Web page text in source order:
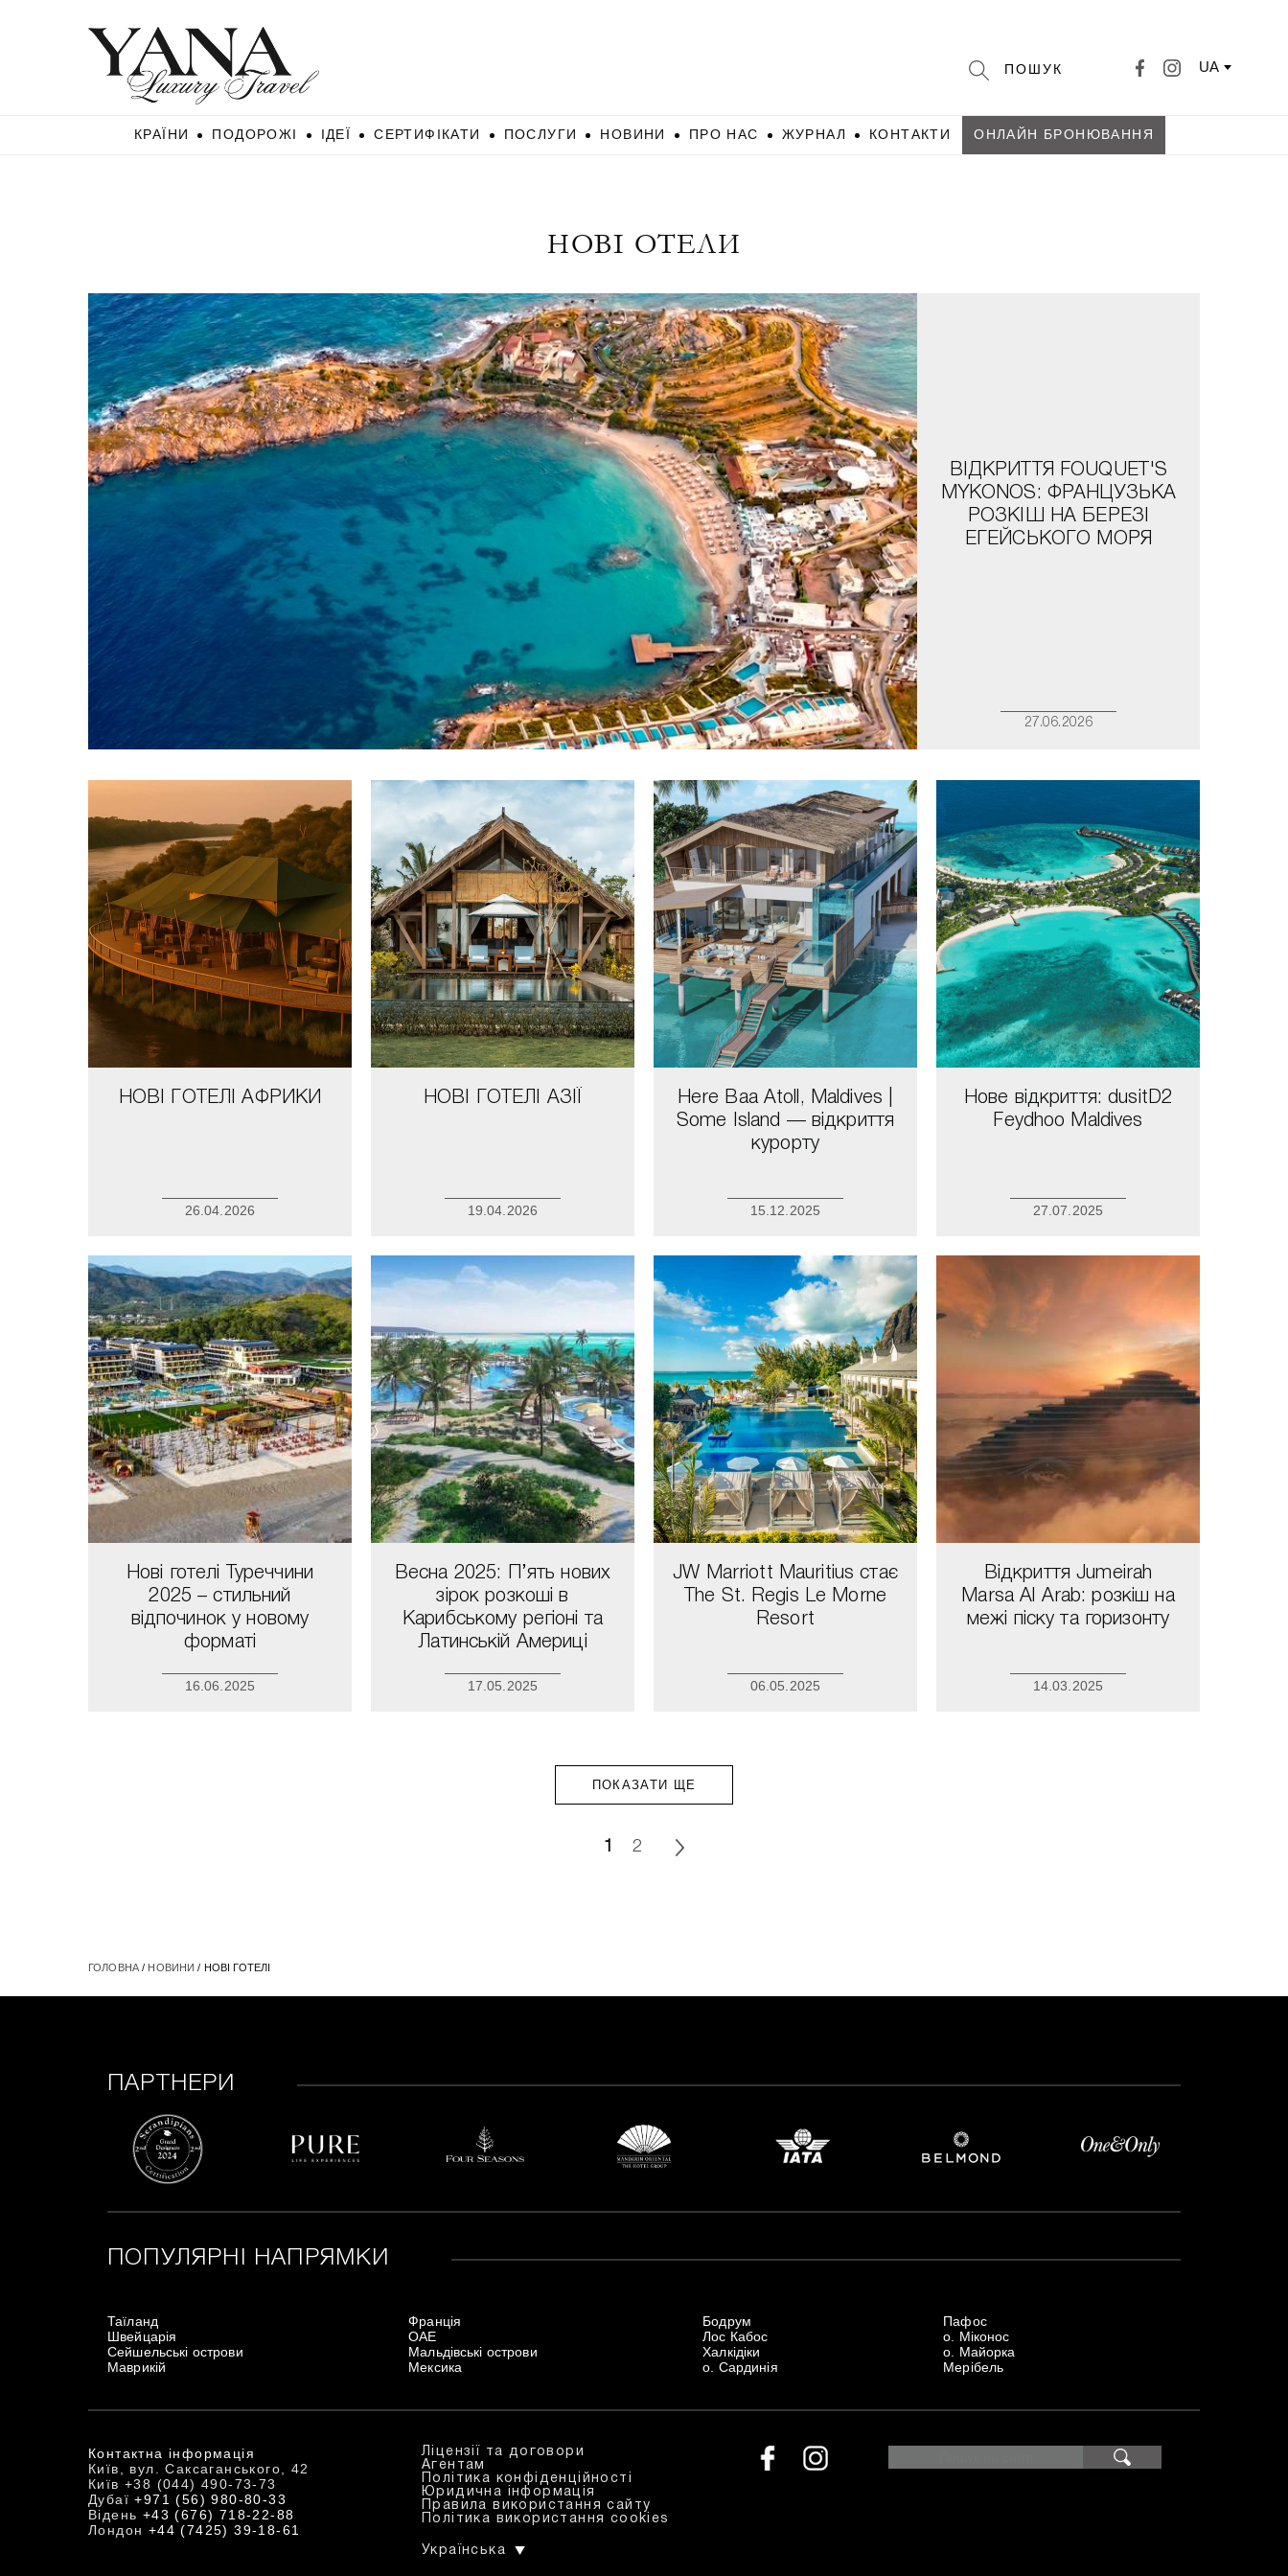
UA
КРАЇНИ ПОДОРОЖІ ІДЕЇ СЕРТИФІКАТИ ПОСЛУГИ НОВИНИ ПРО НАС ЖУРНАЛ КОНТАКТИ ОНЛАЙН БРОНЮВАННЯ
НОВІ ОТЕЛИ
ВІДКРИТТЯ FOUQUET'S
MYKONOS: ФРАНЦУЗЬКА
РОЗКІШ НА БЕРЕЗІ
ЕГЕЙСЬКОГО МОРЯ
27.06.2026
НОВІ ГОТЕЛІ АФРИКИ
26.04.2026
НОВІ ГОТЕЛІ АЗІЇ
19.04.2026
Here Baa Atoll, Maldives |
Some Island — відкриття
курорту
15.12.2025
Нове відкриття: dusitD2
Feydhoo Maldives
27.07.2025
Нові готелі Туреччини
2025 – стильний
відпочинок у новому
форматі
16.06.2025
Весна 2025: П’ять нових
зірок розкоші в
Карибському регіоні та
Латинській Америці
17.05.2025
JW Marriott Mauritius стає
The St. Regis Le Morne
Resort
06.05.2025
Відкриття Jumeirah
Marsa Al Arab: розкіш на
межі піску та горизонту
14.03.2025
ПОКАЗАТИ ЩЕ
1 2
ГОЛОВНА/ НОВИНИ / НОВІ ГОТЕЛІ
ПАРТНЕРИ
ПОПУЛЯРНІ НАПРЯМКИ
Таїланд
Швейцарія
Сейшельські острови
Маврикій
Франція
ОАЕ
Мальдівські острови
Мексика
Бодрум
Лос Кабос
Халкідіки
о. Сардинія
Пафос
о. Міконос
о. Майорка
Мерібель
Контактна інформація
Київ, вул. Саксаганського, 42
Київ +38 (044) 490-73-73
Дубаї+971 (56) 980-80-33
Відень +43 (676) 718-22-88
Лондон +44 (7425) 39-18-61
Ліцензії та договори
Агентам
Політика конфіденційності
Юридична інформація
Правила використання сайту
Політика використання cookies
Українська